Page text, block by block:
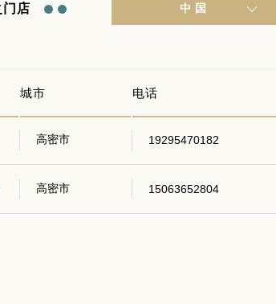
店 中国
城市 电话
高密市 19295470182
高密市 15063652804